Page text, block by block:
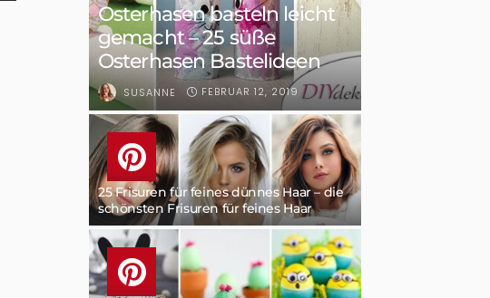
Osterhasen basteln leicht
gemacht – 25 süße
Osterhasen Bastelideen
SUSANNE FEBRUAR 12, 2019
25 Frisuren für feines dünnes Haar – die
schönsten Frisuren für feines Haar